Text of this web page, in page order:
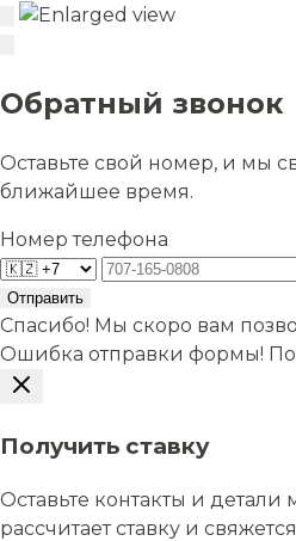
Обратный звонок
Оставьте свой номер, и мы
ближайшее время.
Номер телефона
Отправить
Спасибо! Мы скоро вам
Ошибка отправки формы!
Получить ставку
Оставьте контакты и
рассчитает ставку и